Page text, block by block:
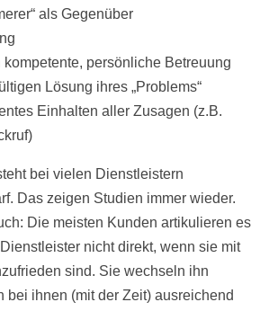
als Gegenüber
persönliche Betreuung
Lösung ihres „Problems“
Einhalten aller Zusagen (z.B.
bei vielen Dienstleistern
Das zeigen Studien immer wieder.
Die meisten Kunden artikulieren es
nicht direkt, wenn sie mit
sind. Sie wechseln ihn
bei ihnen (mit der Zeit) ausreichend